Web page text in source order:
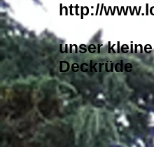
http://
unser
Deckrüde